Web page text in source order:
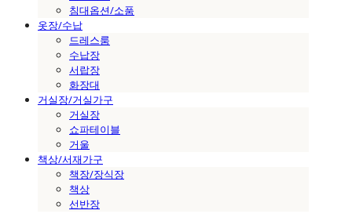
침대옵션/소품
옷장/수납
드레스룸
수납장
서랍장
화장대
거실장/거실가구
거실장
쇼파테이블
거울
책상/서재가구
책장/장식장
책상
선반장